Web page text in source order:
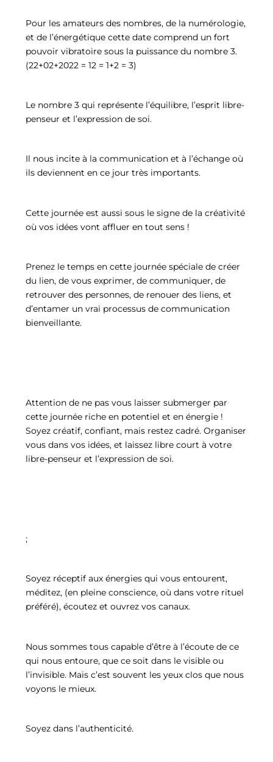
Pour les amateurs des nombres, de la numérologie,
et de l’énergétique cette date comprend un fort
pouvoir vibratoire sous la puissance du nombre 3.
(22+02+2022 = 12 = 1+2 = 3)
Le nombre 3 qui représente l’équilibre, l’esprit libre-
penseur et l’expression de soi.
Il nous incite à la communication et à l’échange où
ils deviennent en ce jour très importants.
Cette journée est aussi sous le signe de la créativité
où vos idées vont affluer en tout sens !
Prenez le temps en cette journée spéciale de créer
du lien, de vous exprimer, de communiquer, de
retrouver des personnes, de renouer des liens, et
d’entamer un vrai processus de communication
bienveillante.
Attention de ne pas vous laisser submerger par
cette journée riche en potentiel et en énergie !
Soyez créatif, confiant, mais restez cadré. Organiser
vous dans vos idées, et laissez libre court à votre
libre-penseur et l’expression de soi.
;
Soyez réceptif aux énergies qui vous entourent,
méditez, (en pleine conscience, où dans votre rituel
préféré), écoutez et ouvrez vos canaux.
Nous sommes tous capable d’être à l’écoute de ce
qui nous entoure, que ce soit dans le visible ou
l’invisible. Mais c’est souvent les yeux clos que nous
voyons le mieux.
Soyez dans l’authenticité.